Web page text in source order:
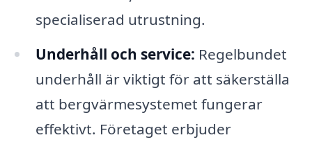
specialiserad utrustning.
Underhåll och service: Regelbundet
underhåll är viktigt för att säkerställa
att bergvärmesystemet fungerar
effektivt. Företaget erbjuder